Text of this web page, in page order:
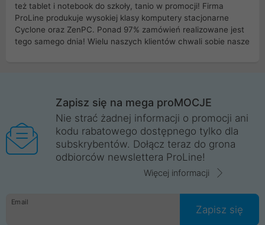
też tablet i notebook do szkoły, tanio w promocji! Firma
ProLine produkuje wysokiej klasy komputery stacjonarne
Cyclone oraz ZenPC. Ponad 97% zamówień realizowane jest
tego samego dnia! Wielu naszych klientów chwali sobie nasze
Wrocław, Poznań, Legnica, Katowice, Gliwice, Kalisz, Bytom,
Trzebnica, Opole. Szybka i profesjonalna obsługa!
ProLine to polska firma ze 100% polskim kapitałem. Działamy
legalnie i płacimy podatki w naszym kraju! Posiadamy siedzibę
główną w Mirkowie oraz salony na terenie kraju. Cała
komunikacja ze sklepem komputerowym ProLine jest
danych osobowych. Dlatego zakup notebooka albo laptopa w
ProLine to czysta przyjemność i pełne bezpieczeństwo.
Zaopatrzysz się u nas w akcesoria i części komputerowe
Zapisz się na mega proMOCJE
Nie strać żadnej informacji o promocji ani
kodu rabatowego dostępnego tylko dla
subskrybentów. Dołącz teraz do grona
odbiorców newslettera ProLine!
Więcej informacji
Email
Zapisz się